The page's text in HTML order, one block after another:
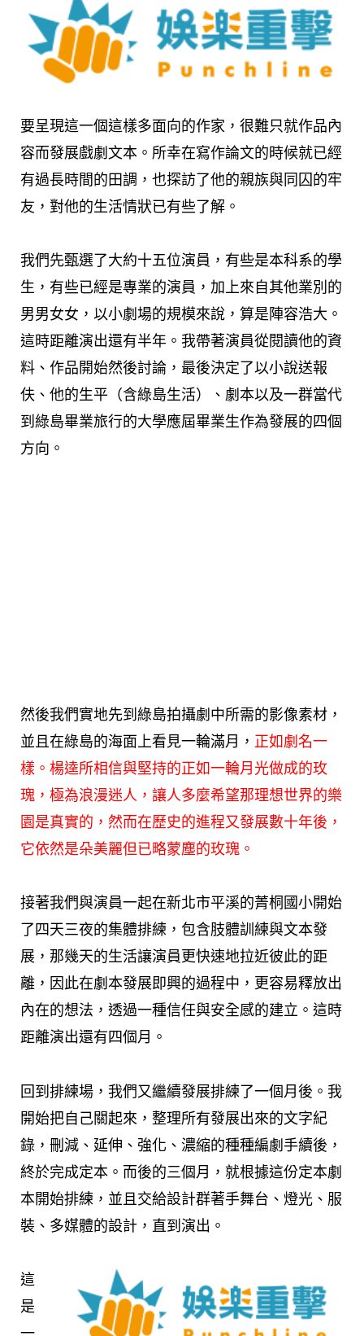
要呈現這一個這樣多面向的作家，很難只就作品內
容而發展戲劇文本。所幸在寫作論文的時候就已經
有過長時間的田調，也探訪了他的親族與同囚的牢
友，對他的生活情狀已有些了解。
我們先甄選了大約十五位演員，有些是本科系的學
生，有些已經是專業的演員，加上來自其他業別的
男男女女，以小劇場的規模來說，算是陣容浩大。
這時距離演出還有半年。我帶著演員從閱讀他的資
料、作品開始然後討論，最後決定了以小說送報
伕、他的生平（含綠島生活）、劇本以及一群當代
到綠島畢業旅行的大學應屆畢業生作為發展的四個
方向。
然後我們實地先到綠島拍攝劇中所需的影像素材，
並且在綠島的海面上看見一輪滿月， 正如劇名一
樣。楊逵所相信與堅持的正如一輪月光做成的玫
瑰，極為浪漫迷人，讓人多麼希望那理想世界的樂
園是真實的，然而在歷史的進程又發展數十年後，
它依然是朵美麗但已略蒙塵的玫瑰。
接著我們與演員一起在新北市平溪的菁桐國小開始
了四天三夜的集體排練，包含肢體訓練與文本發
展，那幾天的生活讓演員更快速地拉近彼此的距
離，因此在劇本發展即興的過程中，更容易釋放出
內在的想法，透過一種信任與安全感的建立。這時
距離演出還有四個月。
回到排練場，我們又繼續發展排練了一個月後。我
開始把自己關起來，整理所有發展出來的文字紀
錄，刪減、延伸、強化、濃縮的種種編劇手續後，
終於完成定本。而後的三個月，就根據這份定本劇
本開始排練，並且交給設計群著手舞台、燈光、服
裝、多媒體的設計，直到演出。
這
是